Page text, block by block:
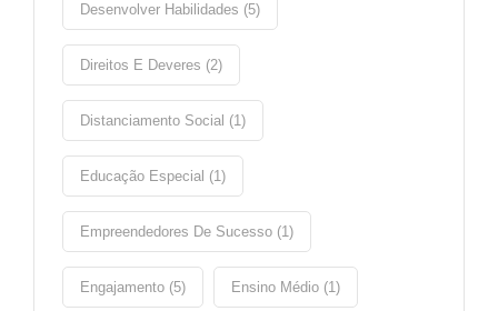
Desenvolver Habilidades (5)
Direitos E Deveres (2)
Distanciamento Social (1)
Educação Especial (1)
Empreendedores De Sucesso (1)
Engajamento (5) Ensino Médio (1)